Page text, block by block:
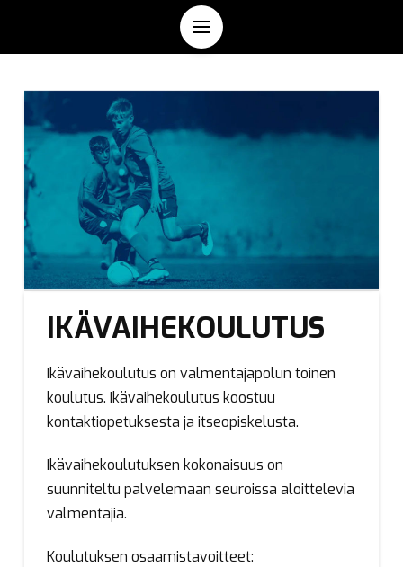
IKÄVAIHEKOULUTUS
Ikävaihekoulutus on valmentajapolun toinen
koulutus. Ikävaihekoulutus koostuu
kontaktiopetuksesta ja itseopiskelusta.
Ikävaihekoulutuksen kokonaisuus on
suunniteltu palvelemaan seuroissa aloittelevia
valmentajia.
Koulutuksen osaamistavoitteet: